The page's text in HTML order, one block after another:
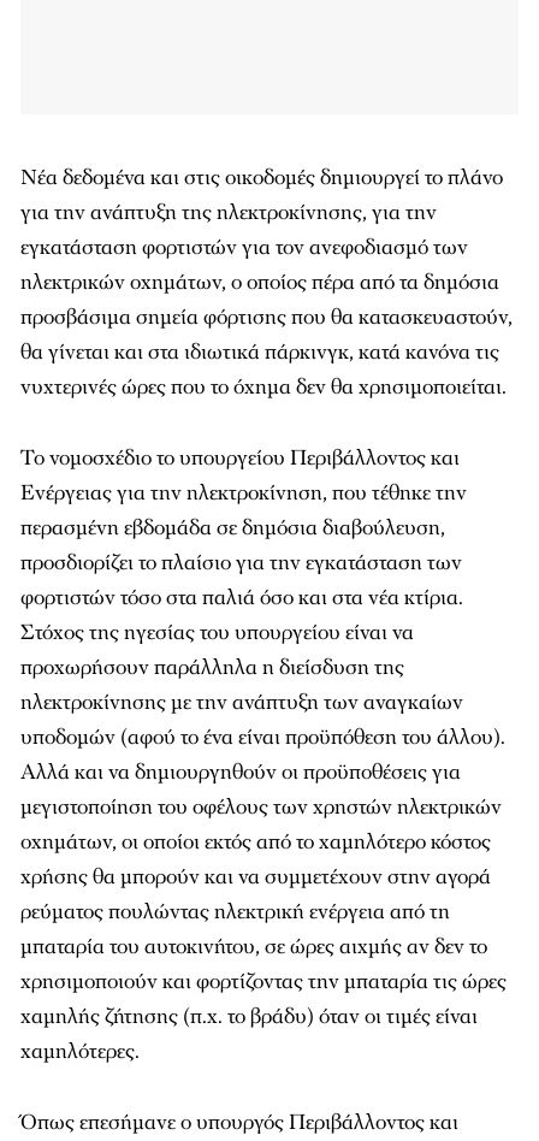
Νέα δεδομένα και στις οικοδομές δημιουργεί το πλάνο
για την ανάπτυξη της ηλεκτροκίνησης, για την
εγκατάσταση φορτιστών για τον ανεφοδιασμό των
ηλεκτρικών οχημάτων, ο οποίος πέρα από τα δημόσια
προσβάσιμα σημεία φόρτισης που θα κατασκευαστούν,
θα γίνεται και στα ιδιωτικά πάρκινγκ, κατά κανόνα τις
νυχτερινές ώρες που το όχημα δεν θα χρησιμοποιείται.
Το νομοσχέδιο το υπουργείου Περιβάλλοντος και
Ενέργειας για την ηλεκτροκίνηση, που τέθηκε την
περασμένη εβδομάδα σε δημόσια διαβούλευση,
προσδιορίζει το πλαίσιο για την εγκατάσταση των
φορτιστών τόσο στα παλιά όσο και στα νέα κτίρια.
Στόχος της ηγεσίας του υπουργείου είναι να
προχωρήσουν παράλληλα η διείσδυση της
ηλεκτροκίνησης με την ανάπτυξη των αναγκαίων
υποδομών (αφού το ένα είναι προϋπόθεση του άλλου).
Αλλά και να δημιουργηθούν οι προϋποθέσεις για
μεγιστοποίηση του οφέλους των χρηστών ηλεκτρικών
οχημάτων, οι οποίοι εκτός από το χαμηλότερο κόστος
χρήσης θα μπορούν και να συμμετέχουν στην αγορά
ρεύματος πουλώντας ηλεκτρική ενέργεια από τη
μπαταρία του αυτοκινήτου, σε ώρες αιχμής αν δεν το
χρησιμοποιούν και φορτίζοντας την μπαταρία τις ώρες
χαμηλής ζήτησης (π.χ. το βράδυ) όταν οι τιμές είναι
χαμηλότερες.
Όπως επεσήμανε ο υπουργός Περιβάλλοντος και